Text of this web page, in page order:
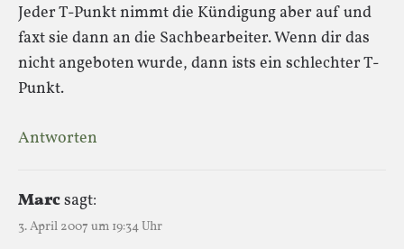
Jeder T-Punkt nimmt die Kündigung aber auf und
faxt sie dann an die Sachbearbeiter. Wenn dir das
nicht angeboten wurde, dann ists ein schlechter T-
Punkt.
Antworten
Marcsagt:
3. April 2007 um 19:34 Uhr